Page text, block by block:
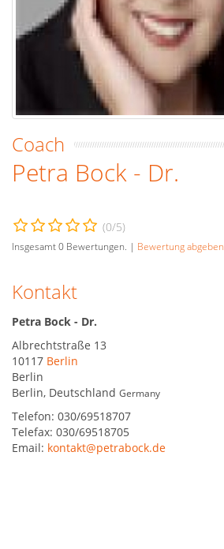
Coach
Petra Bock - Dr.
(0/5)
Insgesamt0 Bewertungen. | Bewertung abgeben
Kontakt
Petra Bock - Dr.
Albrechtstraße 13
10117 Berlin
Berlin
Berlin, Deutschland Germany
Telefon: 030/69518707
Telefax: 030/69518705
Email: kontakt@petrabock.de